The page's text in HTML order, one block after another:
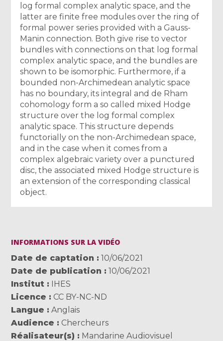
log formal complex analytic space, and the
latter are finite free modules over the ring of
formal power series provided with a Gauss-
Manin connection. Both give rise to vector
bundles with connections on that log formal
complex analytic space, and the bundles are
shown to be isomorphic. Furthermore, if a
bounded non-Archimedean analytic space
has no boundary, its integral and de Rham
cohomology form a so called mixed Hodge
structure over the log formal complex
analytic space. This structure depends
functorially on the non-Archimedean space,
and in the case when it comes from a
complex algebraic variety over a punctured
disc, the associated mixed Hodge structure is
an extension of the corresponding classical
object.
INFORMATIONS SUR LA VIDÉO
Date de captation
10/06/2021
Date de publication
10/06/2021
Institut
IHES
Licence
CC BY-NC-ND
Langue
Anglais
Audience
Chercheurs
Réalisateur(s)
Mandarine Audiovisuel